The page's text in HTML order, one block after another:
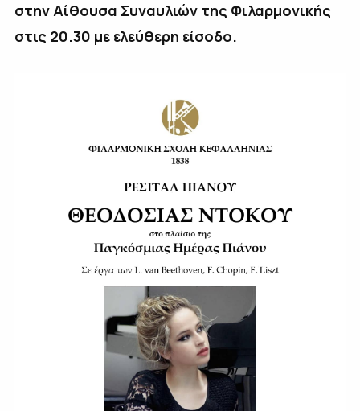
στην Αίθουσα Συναυλιών της Φιλαρμονικής
στις 20.30 με ελεύθερη είσοδο.